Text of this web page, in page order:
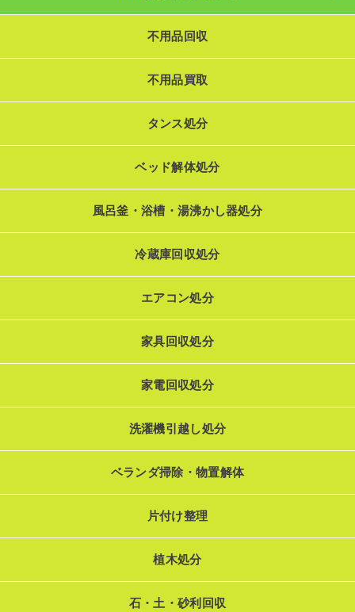
不用品回収
不用品買取
タンス処分
ベッド解体処分
風呂釜・浴槽・湯沸かし器処分
冷蔵庫回収処分
エアコン処分
家具回収処分
家電回収処分
洗濯機引越し処分
ベランダ掃除・物置解体
片付け整理
植木処分
石・土・砂利回収